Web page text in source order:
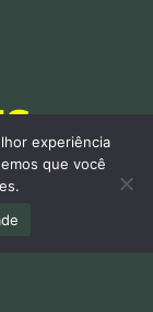
experiência
que você